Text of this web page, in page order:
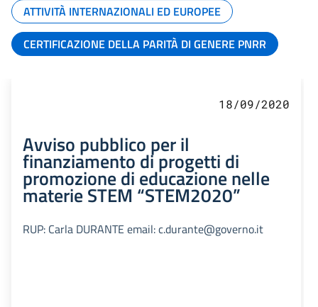
ATTIVITÀ INTERNAZIONALI ED EUROPEE
CERTIFICAZIONE DELLA PARITÀ DI GENERE PNRR
18/09/2020
Avviso pubblico per il
finanziamento di progetti di
promozione di educazione nelle
materie STEM “STEM2020”
RUP: Carla DURANTE email: c.durante@governo.it